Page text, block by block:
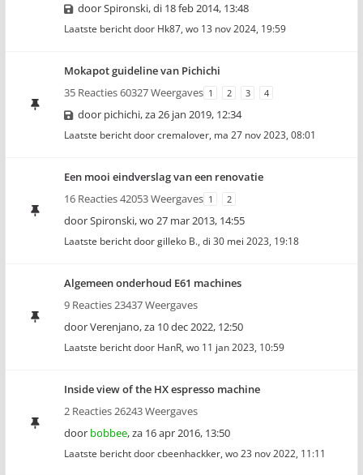
doorSpironski,di 18 feb 2014, 13:48
Laatste bericht door Hk87, wo 13 nov 2024, 19:59
Mokapot guideline van Pichichi
35 Reacties 60327 Weergaves 1 2 3 4
door pichichi,za 26 jan 2019, 12:34
Laatste bericht doorcremalover, ma 27 nov 2023, 08:01
Een mooi eindverslag van een renovatie
16 Reacties 42053 Weergaves 1 2
doorSpironski,wo 27 mar 2013, 14:55
Laatste bericht doorgilleko B., di 30 mei 2023, 19:18
Algemeen onderhoud E61 machines
9 Reacties 23437 Weergaves
doorVerenjano,za 10 dec 2022, 12:50
Laatste bericht door HanR, wo 11 jan 2023, 10:59
Inside view of the HX espresso machine
2 Reacties 26243 Weergaves
door bobbee,za 16 apr 2016, 13:50
Laatste bericht doorcbeenhackker, wo 23 nov 2022, 11:11